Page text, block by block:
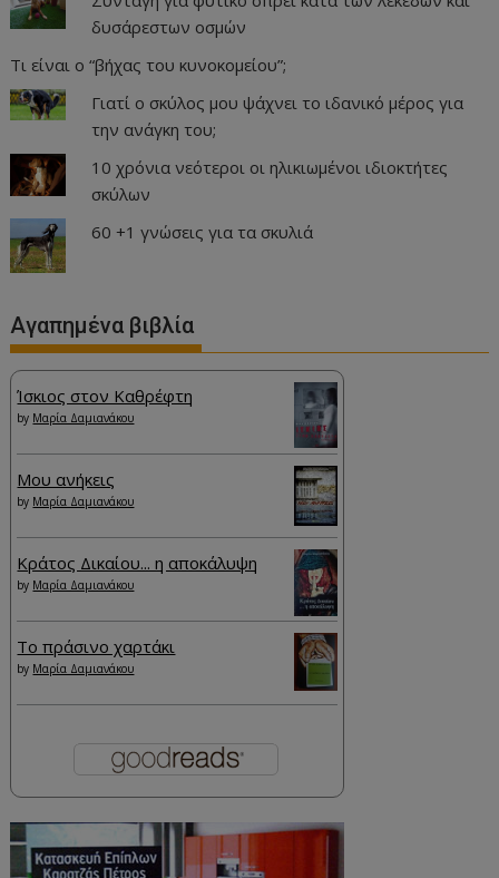
δυσάρεστων οσμών
Τι είναι ο “βήχας του κυνοκομείου”;
Γιατί ο σκύλος μου ψάχνει το ιδανικό μέρος για
την ανάγκη του;
10 χρόνια νεότεροι οι ηλικιωμένοι ιδιοκτήτες
σκύλων
60 +1 γνώσεις για τα σκυλιά
Αγαπημένα βιβλία
Ίσκιος στον Καθρέφτη
by Μαρία Δαμιανάκου
Μου ανήκεις
by Μαρία Δαμιανάκου
Κράτος Δικαίου... η αποκάλυψη
by Μαρία Δαμιανάκου
Το πράσινο χαρτάκι
by Μαρία Δαμιανάκου